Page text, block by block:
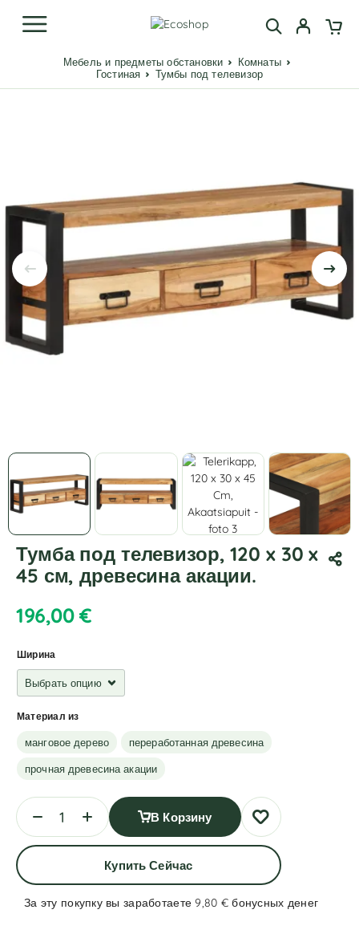
Мебель и предметы обстановки
Комнаты
Гостиная
Тумбы под телевизор
Тумба под телевизор, 120 x 30 x
45 см, древесина акации.
196,00€
Ширина
Материал из
манговое дерево переработанная древесина
прочная древесина акации
В Корзину
Купить Сейчас
За эту покупку вы заработаете 9,80 €бонусных денег